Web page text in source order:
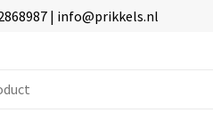
| info@prikkels.nl